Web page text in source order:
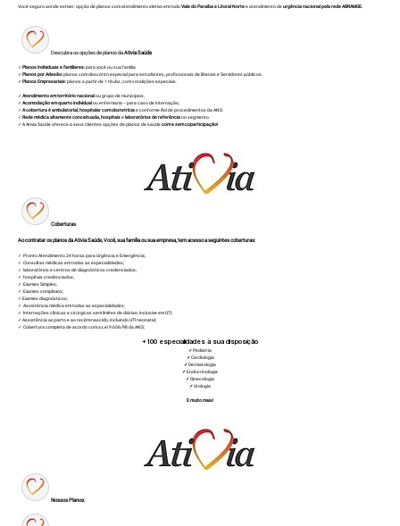
Você seguro aonde estiver: opção de planos com atendimento eletivo em todoVale do Paraíba e Litoral Nortee atendimento deurgência nacional pela rede ABRAMGE.
Descubra os opções de planos daAtivia Saúde
✓ Planos Individuais e familiares:para você ou sua família
✓ Planos por Adesão:planos com desconto especial para estudantes, profissionais de liberais e Servidores públicos.
✓ Planos Empresariais:planos a partir de 1 titular, com condições especiais.
✓ Atendimento em território nacionalou grupo de municípios,
✓ Acomodação em quarto individualou enfermaria – para caso de internação,
✓ A cobertura é ambulatorial, hospitalar com obstetríciae conforme Rol de procedimentos da ANS.
✓ Rede médica altamente conceituada, hospitaiselaboratórios de referênciano segmento.
✓ A Ativia Saúde oferece a seus clientes opções de planos de saúdecom e sem coparticipação!
Coberturas
Ao contratar os planos da Ativia Saúde, Você, sua família ou sua empresa, tem acesso a seguintes coberturas:
✓ Pronto Atendimento 24 horas para Urgência e Emergência;
✓ Consultas médicas em todas as especialidades;
✓ laboratórios e centros de diagnósticos credenciados;
✓ hospitais credenciados;
✓ Exames Simples;
✓ Exames complexos;
✓ Exames diagnósticos;
✓ Assistência médica em todas as especialidades;
✓ Internações clínicas e cirúrgicas sem limites de diárias, inclusive em UTI;
✓ Assistência ao parto e ao recém-nascido, incluindo UTI neonatal;
✓ Cobertura completa de acordo com a Lei 9.656/98 da ANS;
+100 especialidades à sua disposição
✓Pediatria
✓Cardiologia
✓Dermatologia
✓Endocrinologia
✓Ginecologia
✓Urologia
E muito mais!
Nossos Planos: